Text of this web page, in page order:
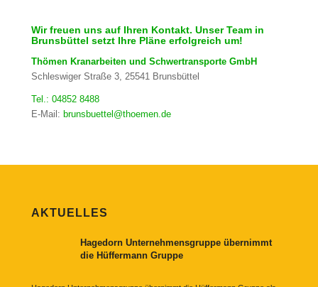
Wir freuen uns auf Ihren Kontakt. Unser Team in
Brunsbüttel setzt Ihre Pläne erfolgreich um!
Thömen Kranarbeiten und Schwertransporte GmbH
Schleswiger Straße 3, 25541 Brunsbüttel
Tel.: 04852 8488
E-Mail: brunsbuettel@thoemen.de
AKTUELLES
Hagedorn Unternehmensgruppe übernimmt
die Hüffermann Gruppe